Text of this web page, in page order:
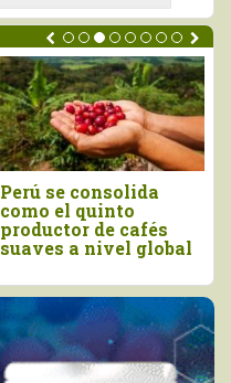
Perú se consolida
como el quinto
productor de cafés
suaves a nivel global